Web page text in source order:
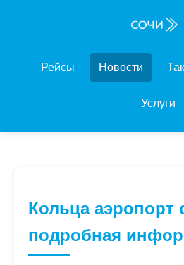
Рейсы Новости
Услуги
Кольца аэропорт
подробная